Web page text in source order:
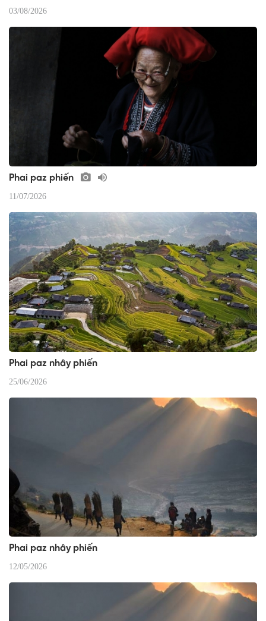
03/08/2026
Phai paz phiến
11/07/2026
Phai paz nhây phiến
25/06/2026
Phai paz nhây phiến
12/05/2026